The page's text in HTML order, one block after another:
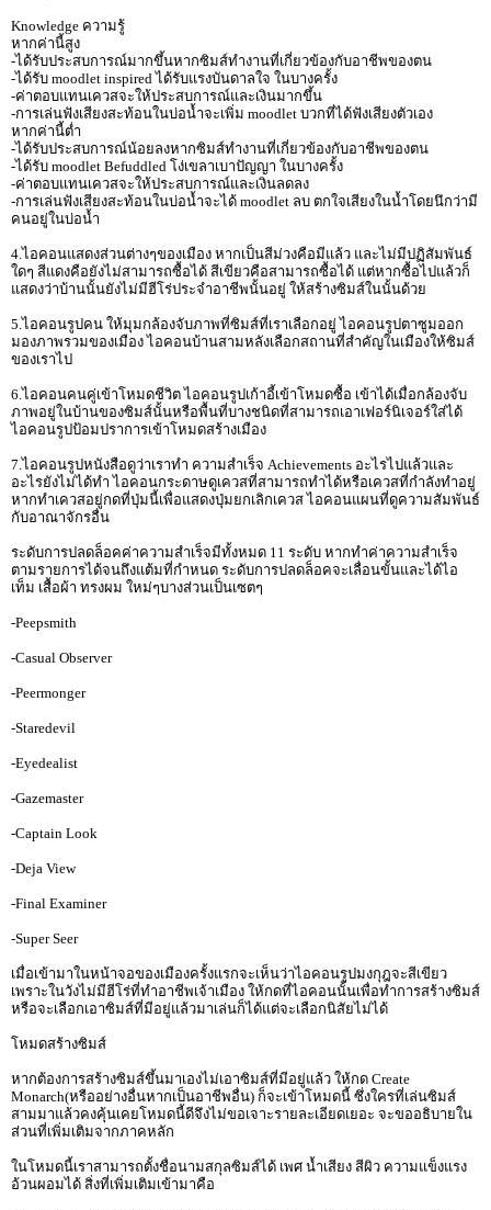
Knowledge ความรู้
หากค่านี้สูง
-ได้รับประสบการณ์มากขึ้นหากซิมส์ทำงานที่เกี่ยวข้องกับอาชีพของตน
-ได้รับ moodlet inspired ได้รับแรงบันดาลใจ ในบางครั้ง
-ค่าตอบแทนเควสจะให้ประสบการณ์และเงินมากขึ้น
-การเล่นฟังเสียงสะท้อนในบ่อน้ำจะเพิ่ม moodlet บวกที่ได้ฟังเสียงตัวเอง
หากค่านี้ต่ำ
-ได้รับประสบการณ์น้อยลงหากซิมส์ทำงานที่เกี่ยวข้องกับอาชีพของตน
-ได้รับ moodlet Befuddled โง่เขลาเบาปัญญา ในบางครั้ง
-ค่าตอบแทนเควสจะให้ประสบการณ์และเงินลดลง
-การเล่นฟังเสียงสะท้อนในบ่อน้ำจะได้ moodlet ลบ ตกใจเสียงในน้ำโดยนึกว่ามี
คนอยู่ในบ่อน้ำ
4.ไอคอนแสดงส่วนต่างๆของเมือง หากเป็นสีม่วงคือมีแล้ว และไม่มีปฏิสัมพันธ์
ใดๆ สีแดงคือยังไม่สามารถซื้อได้ สีเขียวคือสามารถซื้อได้ แต่หากซื้อไปแล้วก็
แสดงว่าบ้านนั้นยังไม่มีฮีโร่ประจำอาชีพนั้นอยู่ ให้สร้างซิมส์ในนั้นด้วย
5.ไอคอนรูปคน ให้มุมกล้องจับภาพที่ซิมส์ที่เราเลือกอยู่ ไอคอนรูปตาซูมออก
มองภาพรวมของเมือง ไอคอนบ้านสามหลังเลือกสถานที่สำคัญในเมืองให้ซิมส์
ของเราไป
6.ไอคอนคนคู่เข้าโหมดชีวิต ไอคอนรูปเก้าอี้เข้าโหมดซื้อ เข้าได้เมื่อกล้องจับ
ภาพอยู่ในบ้านของซิมส์นั้นหรือพื้นที่บางชนิดที่สามารถเอาเฟอร์นิเจอร์ใส่ได้
ไอคอนรูปป้อมปราการเข้าโหมดสร้างเมือง
7.ไอคอนรูปหนังสือดูว่าเราทำ ความสำเร็จ Achievements อะไรไปแล้วและ
อะไรยังไม่ได้ทำ ไอคอนกระดาษดูเควสที่สามารถทำได้หรือเควสที่กำลังทำอยู่
หากทำเควสอยู่กดที่ปุ่มนี้เพื่อแสดงปุ่มยกเลิกเควส ไอคอนแผนที่ดูความสัมพันธ์
กับอาณาจักรอื่น
ระดับการปลดล็อคค่าความสำเร็จมีทั้งหมด 11 ระดับ หากทำค่าความสำเร็จ
ตามรายการได้จนถึงแต้มที่กำหนด ระดับการปลดล็อคจะเลื่อนขั้นและได้ไอ
เท็ม เสื้อผ้า ทรงผม ใหม่ๆบางส่วนเป็นเซตๆ
-Peepsmith
-Casual Observer
-Peermonger
-Staredevil
-Eyedealist
-Gazemaster
-Captain Look
-Deja View
-Final Examiner
-Super Seer
เมื่อเข้ามาในหน้าจอของเมืองครั้งแรกจะเห็นว่าไอคอนรูปมงกุฎจะสีเขียว
เพราะในวังไม่มีฮีโร่ที่ทำอาชีพเจ้าเมือง ให้กดที่ไอคอนนั้นเพื่อทำการสร้างซิมส์
หรือจะเลือกเอาซิมส์ที่มีอยู่แล้วมาเล่นก็ได้แต่จะเลือกนิสัยไม่ได้
โหมดสร้างซิมส์
หากต้องการสร้างซิมส์ขึ้นมาเองไม่เอาซิมส์ที่มีอยู่แล้ว ให้กด Create
Monarch(หรืออย่างอื่นหากเป็นอาชีพอื่น) ก็จะเข้าโหมดนี้ ซึ่งใครที่เล่นซิมส์
สามมาแล้วคงคุ้นเคยโหมดนี้ดีจึงไม่ขอเจาะรายละเอียดเยอะ จะขออธิบายใน
ส่วนที่เพิ่มเติมจากภาคหลัก
ในโหมดนี้เราสามารถตั้งชื่อนามสกุลซิมส์ได้ เพศ น้ำเสียง สีผิว ความแข็งแรง
อ้วนผอมได้ สิ่งที่เพิ่มเติมเข้ามาคือ